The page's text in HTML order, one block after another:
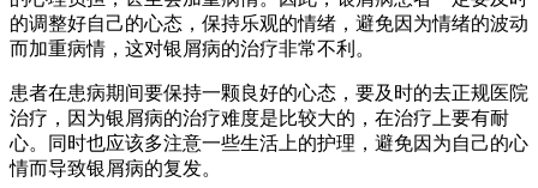
的调整好自己的心态，保持乐观的情绪，避免因为情绪的波动
而加重病情，这对银屑病的治疗非常不利。
患者在患病期间要保持一颗良好的心态，要及时的去正规医院
治疗，因为银屑病的治疗难度是比较大的，在治疗上要有耐
心。同时也应该多注意一些生活上的护理，避免因为自己的心
情而导致银屑病的复发。